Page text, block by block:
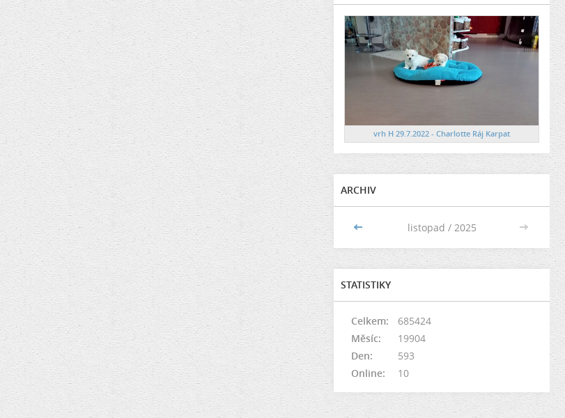
vrh H 29.7.2022 - Charlotte Ráj Karpat
ARCHIV
<< listopad / 2025 >>
STATISTIKY
Online: 10
Celkem:
685424
Měsíc:
19904
Den:
593